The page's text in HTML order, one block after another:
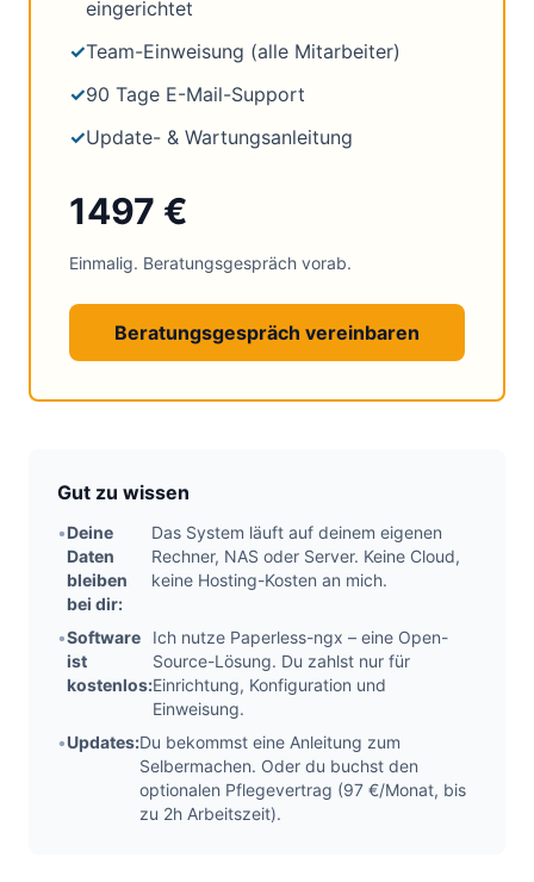
eingerichtet
✓Team-Einweisung (alle Mitarbeiter)
✓90 Tage E-Mail-Support
✓Update- & Wartungsanleitung
1497 €
Einmalig. Beratungsgespräch vorab.
Beratungsgespräch vereinbaren
Gut zu wissen
•Deine
Daten
bleiben
bei dir:
Das System läuft auf deinem eigenen
Rechner, NAS oder Server. Keine Cloud,
keine Hosting-Kosten an mich.
•Software
ist
kostenlos:
Ich nutze Paperless-ngx – eine Open-
Source-Lösung. Du zahlst nur für
Einrichtung, Konfiguration und
Einweisung.
•Updates:Du bekommst eine Anleitung zum
Selbermachen. Oder du buchst den
optionalen Pflegevertrag (97 €/Monat, bis
zu 2h Arbeitszeit).